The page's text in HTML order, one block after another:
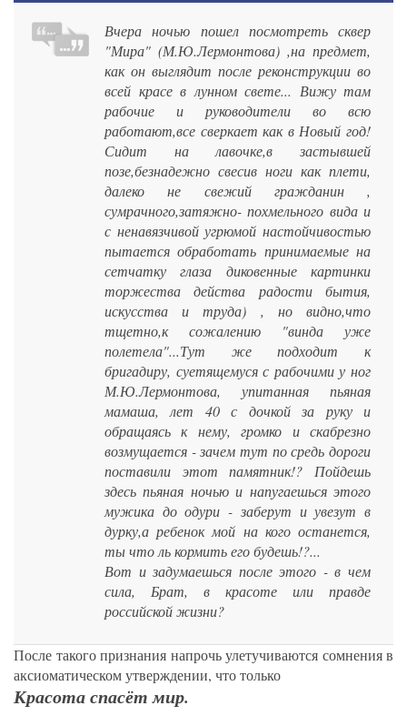
Вчера ночью пошел посмотреть сквер
"Мира" (М.Ю.Лермонтова) ,на предмет,
как он выглядит после реконструкции во
всей красе в лунном свете... Вижу там
рабочие и руководители во всю
работают,все сверкает как в Новый год!
Сидит на лавочке,в застывшей
позе,безнадежно свесив ноги как плети,
далеко не свежий гражданин ,
сумрачного,затяжно- похмельного вида и
с ненавязчивой угрюмой настойчивостью
пытается обработать принимаемые на
сетчатку глаза диковенные картинки
торжества действа радости бытия,
искусства и труда) , но видно,что
тщетно,к сожалению "винда уже
полетела"...Тут же подходит к
бригадиру, суетящемуся с рабочими у ног
М.Ю.Лермонтова, упитанная пьяная
мамаша, лет 40 с дочкой за руку и
обращаясь к нему, громко и скабрезно
возмущается - зачем тут по средь дороги
поставили этот памятник!? Пойдешь
здесь пьяная ночью и напугаешься этого
мужика до одури - заберут и увезут в
дурку,а ребенок мой на кого останется,
ты что ль кормить его будешь!?...
Вот и задумаешься после этого - в чем
сила, Брат, в красоте или правде
российской жизни?
После такого признания напрочь улетучиваются сомнения в
аксиоматическом утверждении, что только
Красота спасёт мир.